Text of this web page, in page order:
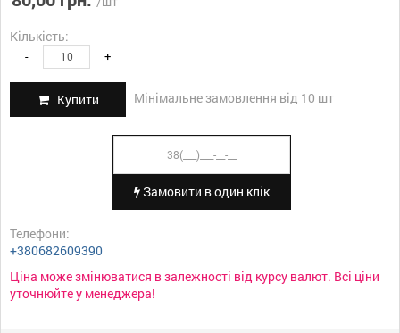
Кількість:
- +
Купити Мінімальне замовлення від 10 шт
Замовити в один клік
Телефони:
+380682609390
Ціна може змінюватися в залежності від курсу валют. Всі ціни
уточнюйте у менеджера!